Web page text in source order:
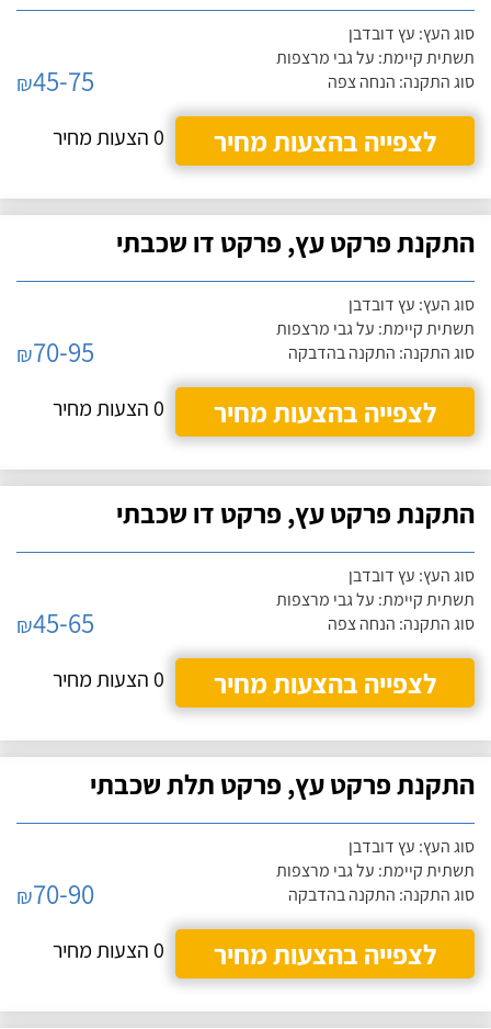
סוג העץ: עץ דובדבן
תשתית קיימת: על גבי מרצפות
סוג התקנה: הנחה צפה
₪45-75
לצפייה בהצעות מחיר
0 הצעות מחיר
התקנת פרקט עץ, פרקט דו שכבתי
סוג העץ: עץ דובדבן
תשתית קיימת: על גבי מרצפות
סוג התקנה: התקנה בהדבקה
₪70-95
לצפייה בהצעות מחיר
0 הצעות מחיר
התקנת פרקט עץ, פרקט דו שכבתי
סוג העץ: עץ דובדבן
תשתית קיימת: על גבי מרצפות
סוג התקנה: הנחה צפה
₪45-65
לצפייה בהצעות מחיר
0 הצעות מחיר
התקנת פרקט עץ, פרקט תלת שכבתי
סוג העץ: עץ דובדבן
תשתית קיימת: על גבי מרצפות
סוג התקנה: התקנה בהדבקה
₪70-90
לצפייה בהצעות מחיר
0 הצעות מחיר